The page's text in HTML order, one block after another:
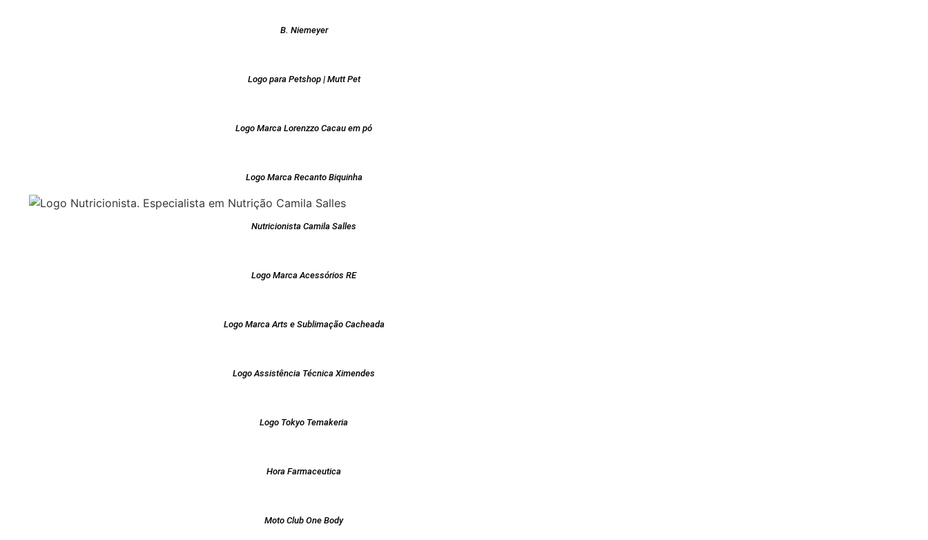
B. Niemeyer
Logo para Petshop | Mutt Pet
Logo Marca Lorenzzo Cacau em pó
Logo Marca Recanto Biquinha
Nutricionista Camila Salles
Logo Marca Acessórios RE
Logo Marca Arts e Sublimação Cacheada
Logo Assistência Técnica Ximendes
Logo Tokyo Temakeria
Hora Farmaceutica
Moto Club One Body